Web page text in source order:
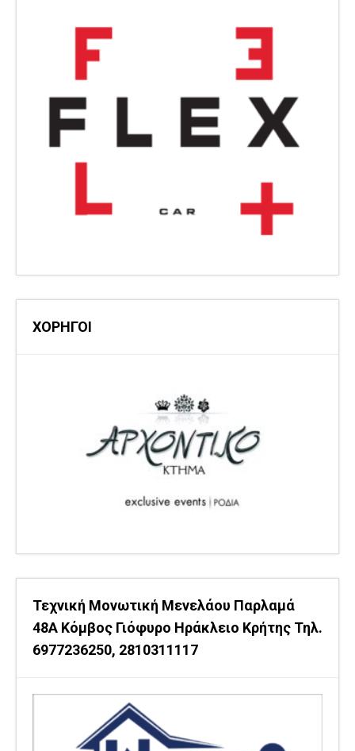
ΧΟΡΗΓΟΙ
Τεχνική Μονωτική Μενελάου Παρλαμά
48Α Κόμβος Γιόφυρο Ηράκλειο Κρήτης Τηλ.
6977236250, 2810311117